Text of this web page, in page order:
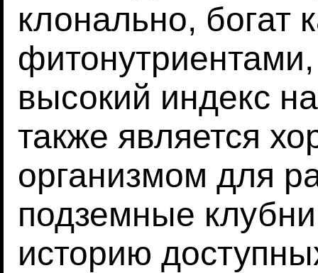
клонально, богат
высокий индекс
также является
организмом для
подземные
историю